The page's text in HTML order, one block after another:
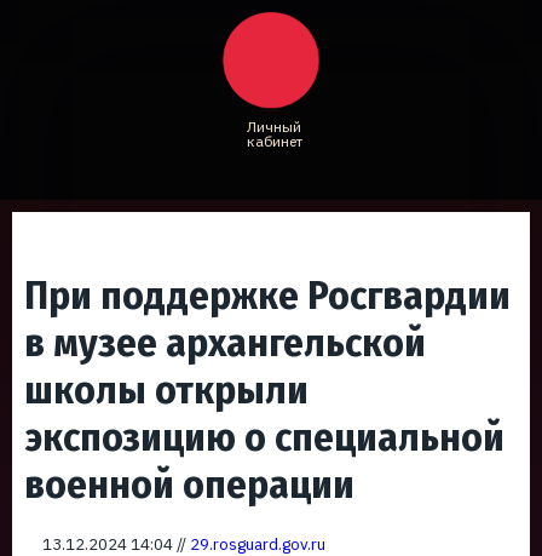
Личный
кабинет
При поддержке Росгвардии
в музее архангельской
школы открыли
экспозицию о специальной
военной операции
13.12.2024 14:04 // 29.rosguard.gov.ru